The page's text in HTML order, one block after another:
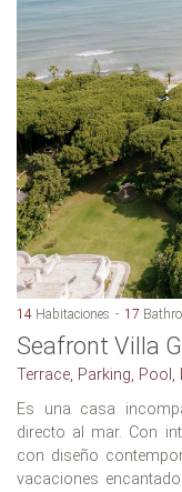
14 Habitaciones 17
Seafront Villa
Terrace, Parking, Pool,
Es una casa
directo al mar. Con
con diseño
vacaciones